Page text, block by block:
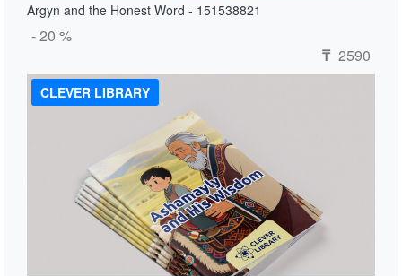
Argyn and the Honest Word - 151538821
- 20 %
₸ 2590
CLEVER LIBRARY